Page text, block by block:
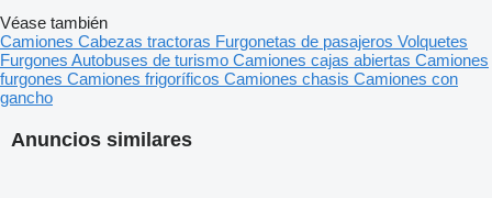
Anuncios similares
Véase también
Camiones Cabezas tractoras Furgonetas de pasajeros Volquetes
Furgones Autobuses de turismo Camiones cajas abiertas Camiones
furgones Camiones frigoríficos Camiones chasis Camiones con
gancho